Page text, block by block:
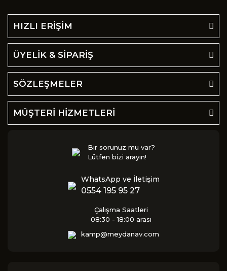
HIZLI ERİŞİM
ÜYELİK & SİPARİŞ
SÖZLEŞMELER
MÜŞTERİ HİZMETLERİ
Bir sorunuz mu var?
Lütfen bizi arayın!
WhatsApp ve İletişim
0554 195 95 27
Çalışma Saatleri
08:30 - 18:00 arası
kamp@meydanav.com